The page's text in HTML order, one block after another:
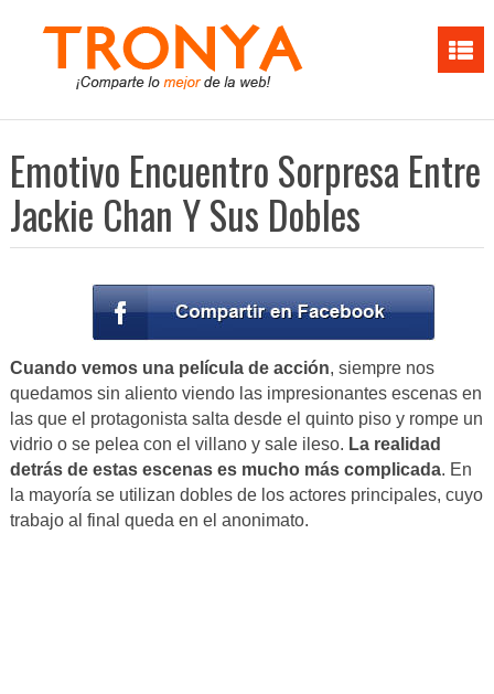
Emotivo Encuentro Sorpresa Entre
Jackie Chan Y Sus Dobles
Cuando vemos una película de acción, siempre nos
quedamos sin aliento viendo las impresionantes escenas en
las que el protagonista salta desde el quinto piso y rompe un
vidrio o se pelea con el villano y sale ileso. La realidad
detrás de estas escenas es mucho más complicada. En
la mayoría se utilizan dobles de los actores principales, cuyo
trabajo al final queda en el anonimato.